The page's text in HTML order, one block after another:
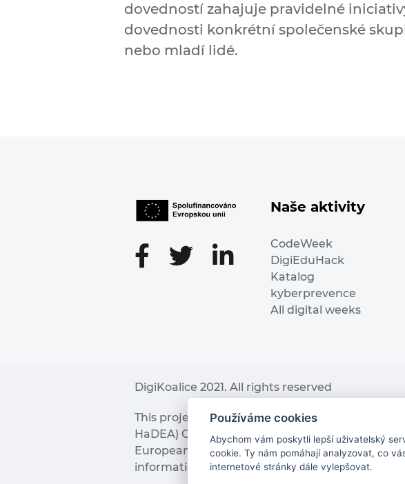
dovedností zahajuje pravidelné
dovednosti konkrétní společenské
nebo mladí lidé.
Naše aktivity
CodeWeek
DigiEduHack
Katalog
kyberprevence
All digital weeks
DigiKoalice 2021. All rights reserved
This project has received funding from the
HaDEA) CEF TELECOM Calls 2019. This
European Commission and the European
information it contains.
Používáme cookies
Abychom vám poskytli lepší uživatelský
cookie. Ty nám pomáhají analyzovat, co
internetové stránky dále vylepšovat.